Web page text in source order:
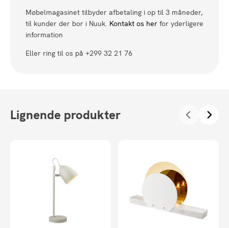
Møbelmagasinet tilbyder afbetaling i op til 3 måneder,
til kunder der bor i Nuuk. Kontakt os her for yderligere
information
Eller ring til os på +299 32 21 76
Lignende produkter